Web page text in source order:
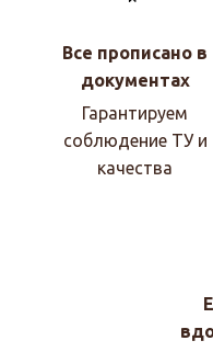
Все прописано в
документах
Гарантируем
соблюдение ТУ и
качества